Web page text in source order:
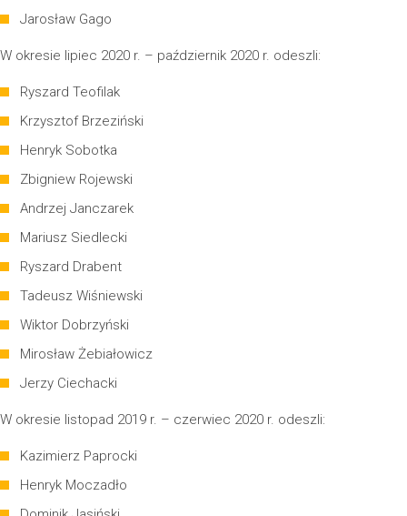
Jarosław Gago
W okresie lipiec 2020 r. – październik 2020 r. odeszli:
Ryszard Teofilak
Krzysztof Brzeziński
Henryk Sobotka
Zbigniew Rojewski
Andrzej Janczarek
Mariusz Siedlecki
Ryszard Drabent
Tadeusz Wiśniewski
Wiktor Dobrzyński
Mirosław Żebiałowicz
Jerzy Ciechacki
W okresie listopad 2019 r. – czerwiec 2020 r. odeszli:
Kazimierz Paprocki
Henryk Moczadło